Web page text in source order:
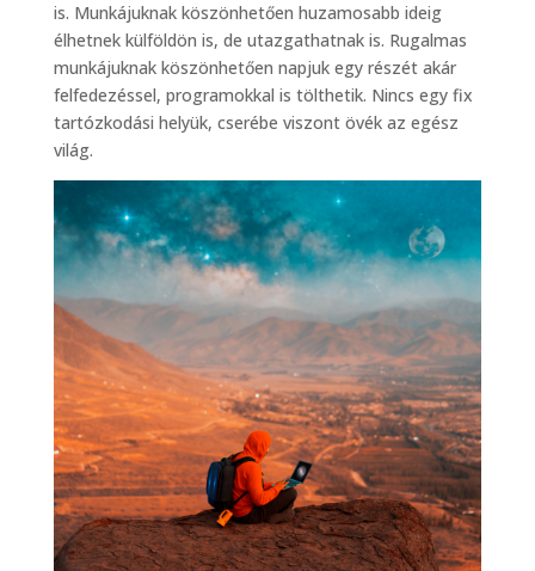
is. Munkájuknak köszönhetően huzamosabb ideig
élhetnek külföldön is, de utazgathatnak is. Rugalmas
munkájuknak köszönhetően napjuk egy részét akár
felfedezéssel, programokkal is tölthetik. Nincs egy fix
tartózkodási helyük, cserébe viszont övék az egész
világ.